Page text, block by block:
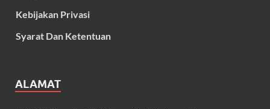
Kebijakan Privasi
Syarat Dan Ketentuan
ALAMAT